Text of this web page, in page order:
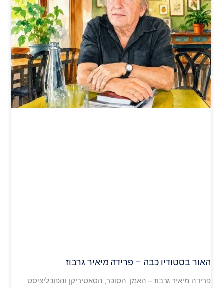
האור בסטודיו כבה – פרידה מיאיר גרבוז
פרידה מיאיר גרבוז – האמן, הסופר, הסאטיריקן והפובליציסט